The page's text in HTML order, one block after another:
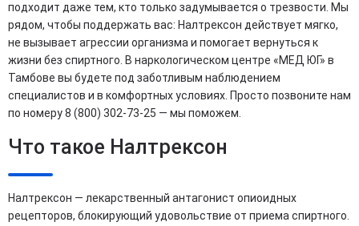
подходит даже тем, кто только задумывается о трезвости. Мы
рядом, чтобы поддержать вас: Налтрексон действует мягко,
не вызывает агрессии организма и помогает вернуться к
жизни без спиртного. В наркологическом центре «МЕД ЮГ» в
Тамбове вы будете под заботливым наблюдением
специалистов и в комфортных условиях. Просто позвоните нам
по номеру 8 (800) 302-73-25 — мы поможем.
Что такое Налтрексон
Налтрексон — лекарственный антагонист опиоидных
рецепторов, блокирующий удовольствие от приема спиртного.